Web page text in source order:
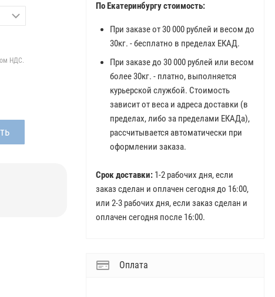
НДС.
По Екатеринбургу стоимость:
При заказе от 30 000 рублей и весом до
30кг. - бесплатно в пределах ЕКАД.
При заказе до 30 000 рублей или весом
более 30кг. - платно, выполняется
курьерской службой. Стоимость
зависит от веса и адреса доставки (в
пределах, либо за пределами ЕКАДа),
рассчитывается автоматически при
оформлении заказа.
Срок доставки:1-2 рабочих дня, если
заказ сделан и оплачен сегодня до 16:00,
или 2-3 рабочих дня, если заказ сделан и
оплачен сегодня после 16:00.
Оплата